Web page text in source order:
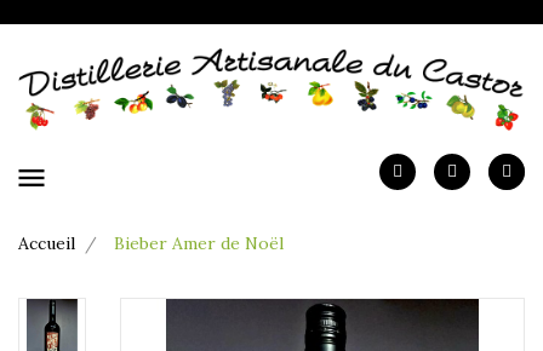
menu
Accueil Bieber Amer de Noël